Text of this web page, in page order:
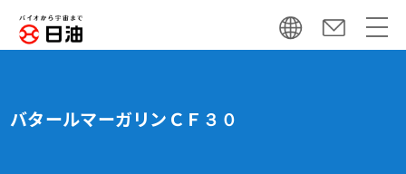
バタールマーガリンＣＦ３０